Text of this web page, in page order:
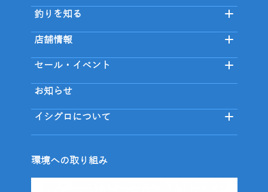
釣りを知る
店舗情報
セール・イベント
お知らせ
イシグロについて
環境への取り組み